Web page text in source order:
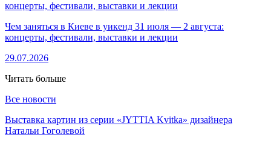
Чем заняться в Киеве в уикенд 31 июля — 2 августа:
концерты, фестивали, выставки и лекции
29.07.2026
Читать больше
Все новости
Выставка картин из серии «JYTTIA Kvitka» дизайнера
Натальи Гоголевой